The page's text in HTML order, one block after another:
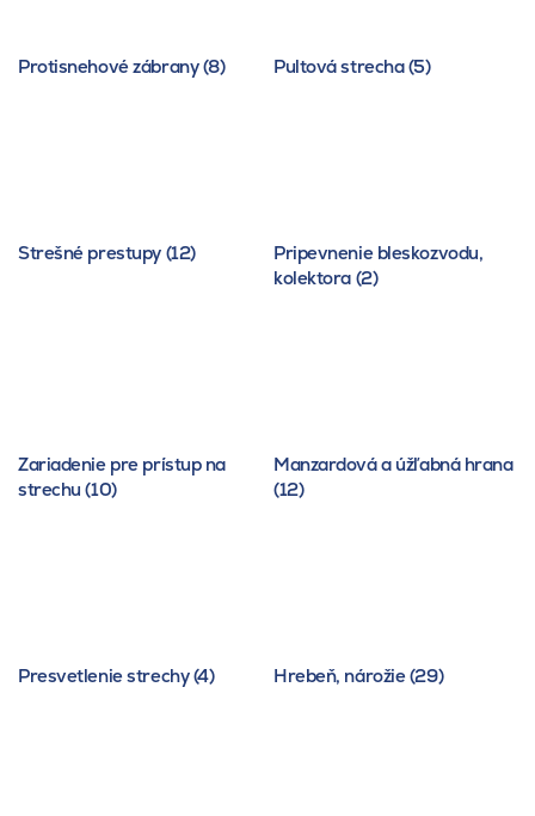
Protisnehové zábrany (8) Pultová strecha (5)
Strešné prestupy (12)
Pripevnenie bleskozvodu,
kolektora (2)
Zariadenie pre prístup na
strechu (10)
Manzardová a úžľabná hrana
(12)
Presvetlenie strechy (4) Hrebeň, nárožie (29)